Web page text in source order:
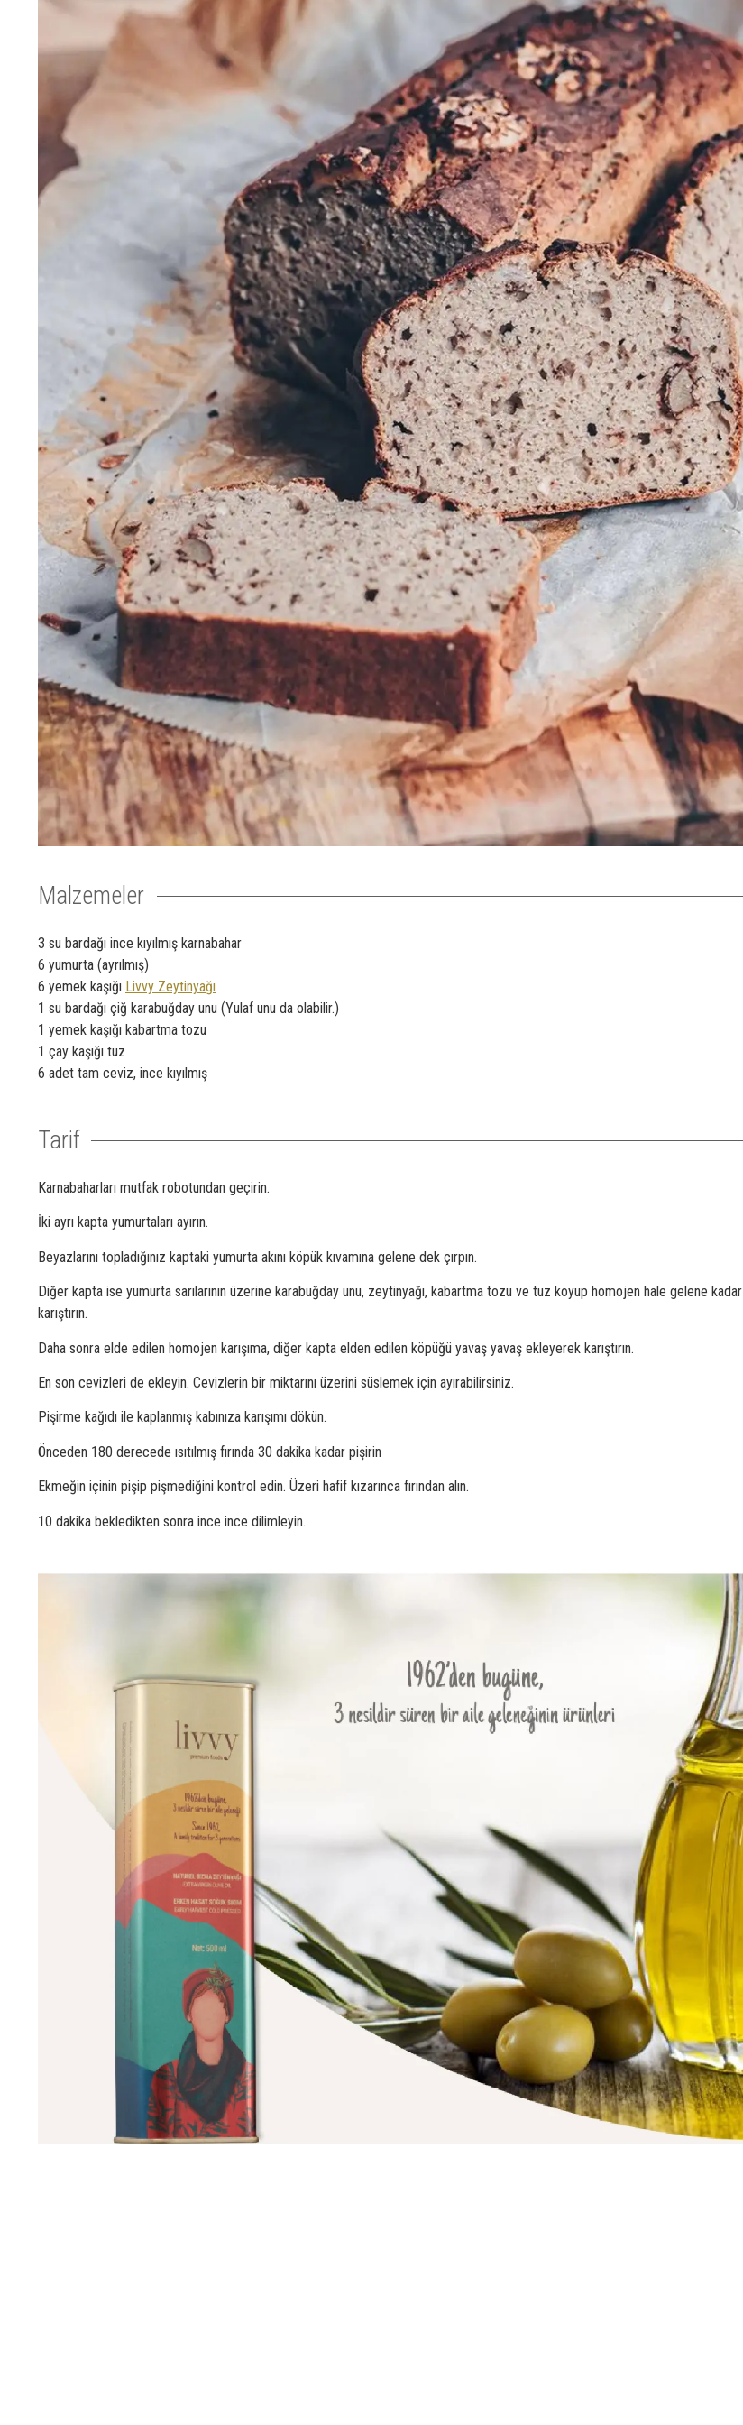
Malzemeler
3 su bardağı ince kıyılmış karnabahar
6 yumurta (ayrılmış)
6 yemek kaşığı Livvy Zeytinyağı
1 su bardağı çiğ karabuğday unu (Yulaf unu da olabilir.)
1 yemek kaşığı kabartma tozu
1 çay kaşığı tuz
6 adet tam ceviz, ince kıyılmış
Tarif
Karnabaharları mutfak robotundan geçirin.
İki ayrı kapta yumurtaları ayırın.
Beyazlarını topladığınız kaptaki yumurta akını köpük kıvamına gelene dek çırpın.
Diğer kapta ise yumurta sarılarının üzerine karabuğday unu, zeytinyağı, kabartma tozu ve tuz koyup homojen hale gelene kadar
karıştırın.
Daha sonra elde edilen homojen karışıma, diğer kapta elden edilen köpüğü yavaş yavaş ekleyerek karıştırın.
En son cevizleri de ekleyin. Cevizlerin bir miktarını üzerini süslemek için ayırabilirsiniz.
Pişirme kağıdı ile kaplanmış kabınıza karışımı dökün.
Önceden 180 derecede ısıtılmış fırında 30 dakika kadar pişirin
Ekmeğin içinin pişip pişmediğini kontrol edin. Üzeri hafif kızarınca fırından alın.
10 dakika bekledikten sonra ince ince dilimleyin.